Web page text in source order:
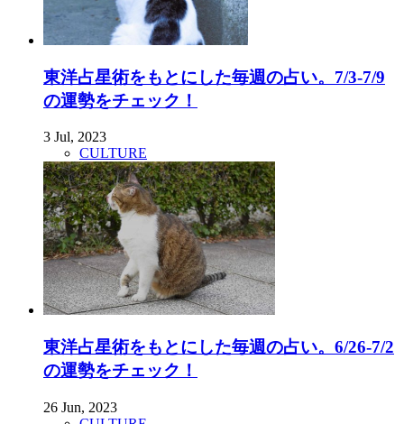
東洋占星術をもとにした毎週の占い。7/3-7/9
の運勢をチェック！
3 Jul, 2023
CULTURE
東洋占星術をもとにした毎週の占い。6/26-7/2
の運勢をチェック！
26 Jun, 2023